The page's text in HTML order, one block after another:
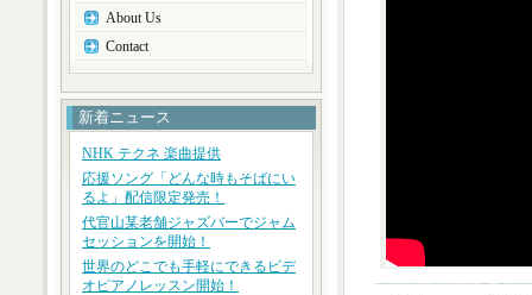
About Us
Contact
新着ニュース
NHK テクネ 楽曲提供
応援ソング「どんな時もそばにい
るよ」配信限定発売！
代官山某老舗ジャズバーでジャム
セッションを開始！
世界のどこでも手軽にできるビデ
オピアノレッスン開始！